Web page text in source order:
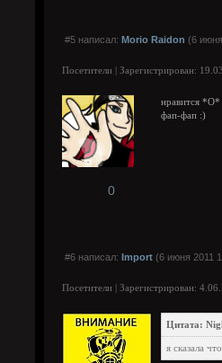
#5 написал: Morio Raidon (6
Посетители | Зарегистрирован:
нравится *О*
фап-фап :)
0
#6 написал: Import (6 июня 2011
Посетители | Зарегистрирован:
Цитата:
я сказала